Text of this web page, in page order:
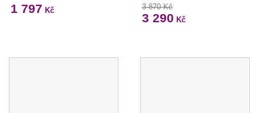
1 797 Kč 3 870 Kč
3 290 Kč